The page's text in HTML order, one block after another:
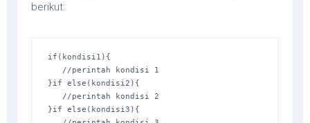
berikut:
if(kondisi1){
}if else(kondisi2){
}if else(kondisi3){